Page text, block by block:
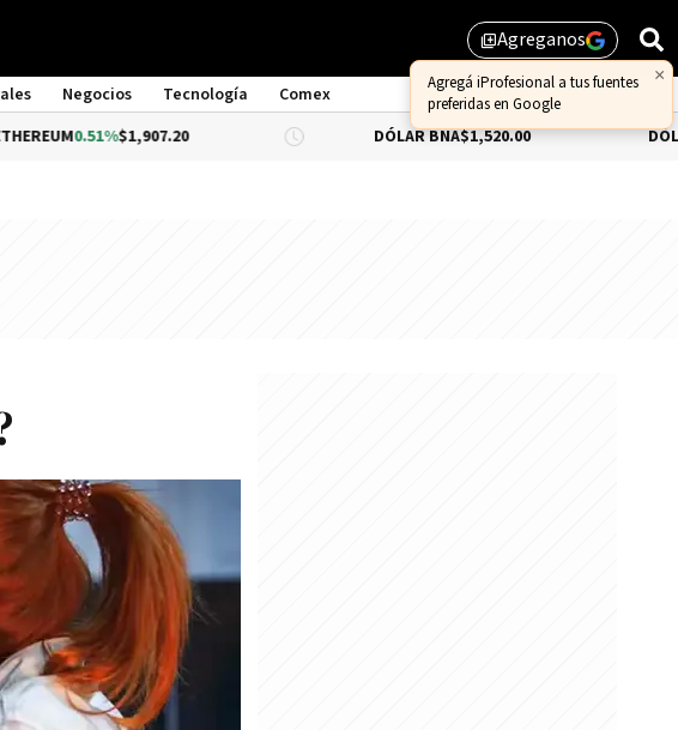
library_addAgreganos
Negocios Tecnología
Comex
$1,907.20 DÓLAR BNA $1,520.00 DÓLAR BLUE-